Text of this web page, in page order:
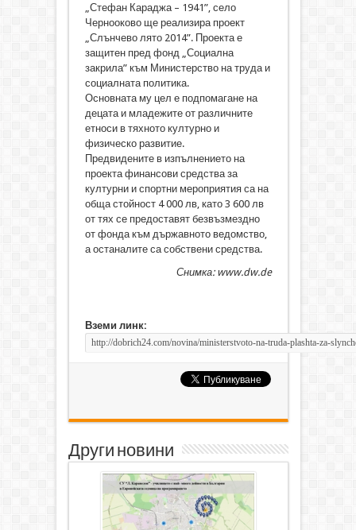
„Стефан Караджа – 1941”, село
Чернооково ще реализира проект
„Слънчево лято 2014”. Проекта е
защитен пред фонд „Социална
закрила” към Министерство на труда и
социалната политика.
Основната му цел е подпомагане на
децата и младежите от различните
етноси в тяхното културно и
физическо развитие.
Предвидените в изпълнението на
проекта финансови средства за
културни и спортни мероприятия са на
обща стойност 4 000 лв, като 3 600 лв
от тях се предоставят безвъзмездно
от фонда към държавното ведомство,
а останалите са собствени средства.
Снимка: www.dw.de
Вземи линк:
Други новини